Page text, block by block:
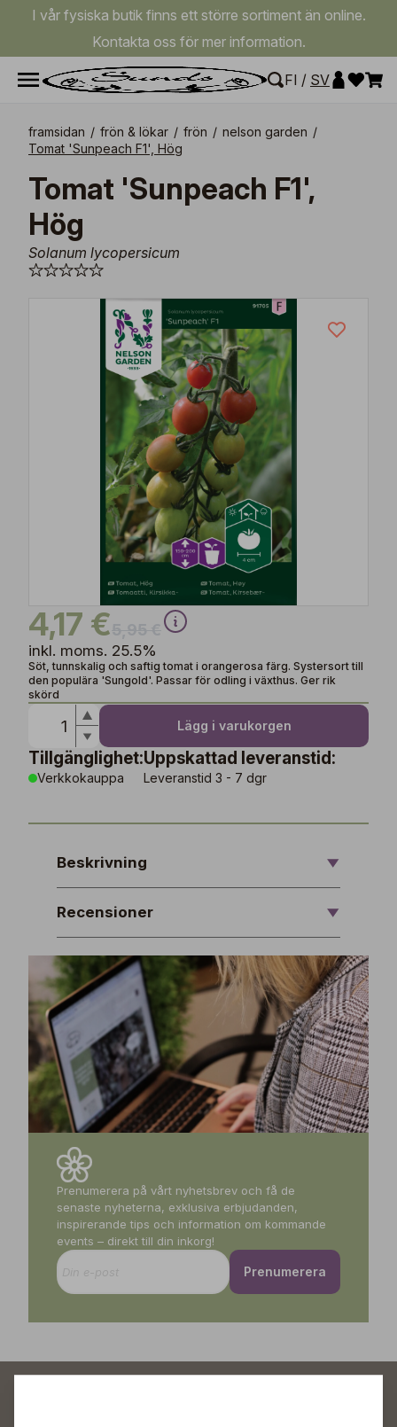
I vår fysiska butik finns ett större sortiment än online.
Kontakta oss för mer information.
FI / SV
framsidan / frön & lökar / frön / nelson garden /
Tomat 'Sunpeach F1', Hög
Tomat 'Sunpeach F1',
Hög
Solanum lycopersicum
4,17 €
inkl. moms. 25.5%
Söt, tunnskalig och saftig tomat i orangerosa färg. Systersort till
den populära 'Sungold'. Passar för odling i växthus. Ger rik
skörd
Lägg i varukorgen
Tillgänglighet:
Verkkokauppa
Uppskattad leveranstid:
Leveranstid 3 - 7 dgr
Beskrivning
Recensioner
Prenumerera på vårt nyhetsbrev och få de
senaste nyheterna, exklusiva erbjudanden,
inspirerande tips och information om kommande
events – direkt till din inkorg!
Prenumerera